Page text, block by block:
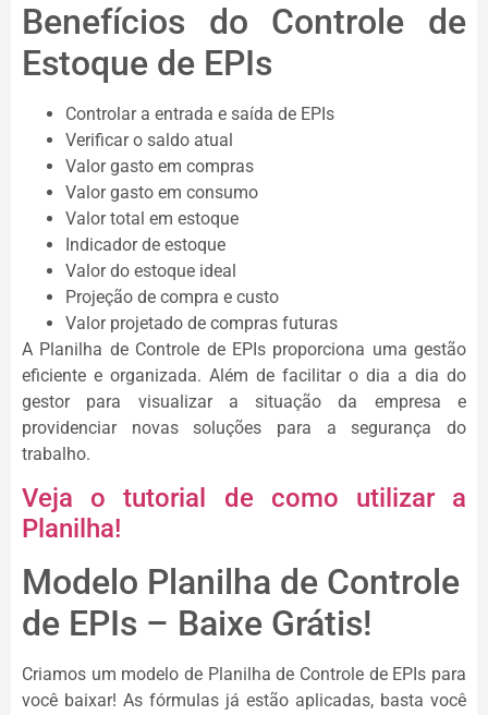
Benefícios do Controle de
Estoque de EPIs
Controlar a entrada e saída de EPIs
Verificar o saldo atual
Valor gasto em compras
Valor gasto em consumo
Valor total em estoque
Indicador de estoque
Valor do estoque ideal
Projeção de compra e custo
Valor projetado de compras futuras
A Planilha de Controle de EPIs proporciona uma gestão
eficiente e organizada. Além de facilitar o dia a dia do
gestor para visualizar a situação da empresa e
providenciar novas soluções para a segurança do
trabalho.
Veja o tutorial de como utilizar a
Planilha!
Modelo Planilha de Controle
de EPIs – Baixe Grátis!
Criamos um modelo de Planilha de Controle de EPIs para
você baixar! As fórmulas já estão aplicadas, basta você